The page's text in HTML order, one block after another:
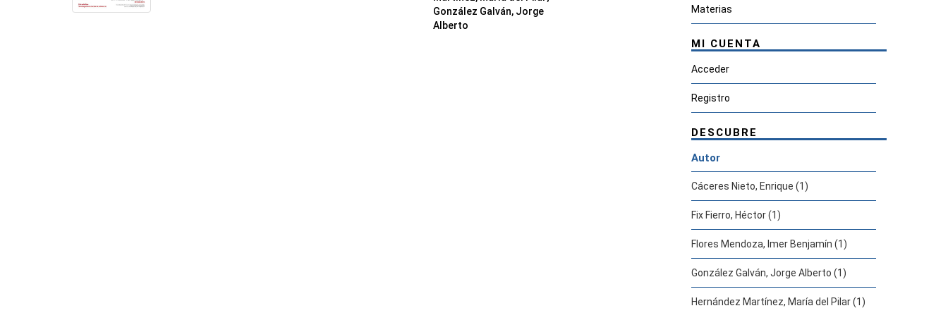
González Galván, Jorge
Alberto
Materias
MI CUENTA
Acceder
Registro
DESCUBRE
Autor
Cáceres Nieto, Enrique (1)
Fix Fierro, Héctor (1)
Flores Mendoza, Imer Benjamín (1)
González Galván, Jorge Alberto (1)
Hernández Martínez, María del Pilar (1)